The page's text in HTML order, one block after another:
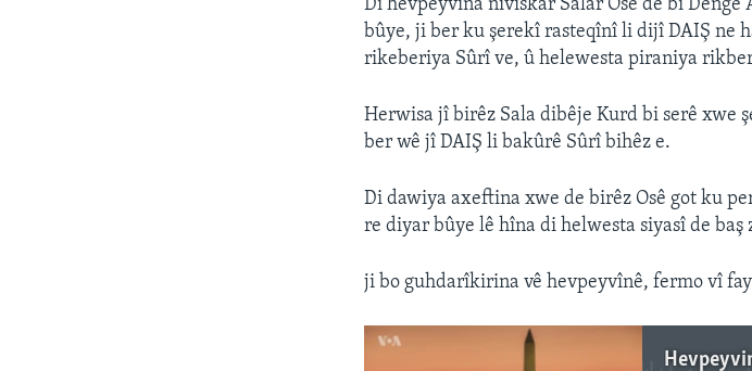
Di hevpeyvîna nivîskar Salar Osê de bi
bûye, ji ber ku şerekî rasteqînî li dijî DAIŞ ne
rikeberiya Sûrî ve, û helewesta piraniya
Herwisa jî birêz Sala dibêje Kurd bi serê xwe
ber wê jî DAIŞ li bakûrê Sûrî bihêz e.
Di dawiya axeftina xwe de birêz Osê got ku
re diyar bûye lê hîna di helwesta siyasî de baş
ji bo guhdarîkirina vê hevpeyvînê, fermo vî